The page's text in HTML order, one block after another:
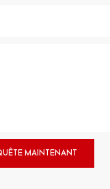
MAINTENANT